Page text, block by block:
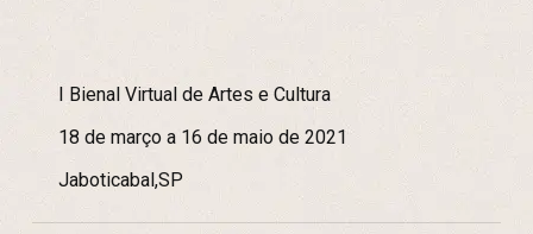
I Bienal Virtual de Artes e Cultura
18 de março a 16 de maio de 2021
Jaboticabal,SP